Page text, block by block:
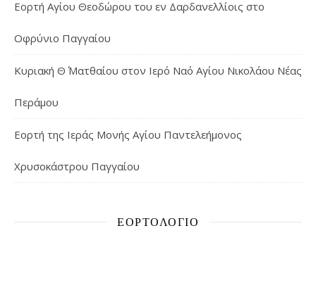
Εορτή Αγίου Θεοδώρου του εν Δαρδανελλίοις στο
Οφρύνιο Παγγαίου
Κυριακή Θ΄ Ματθαίου στον Ιερό Ναό Αγίου Νικολάου Νέας
Περάμου
Εορτή της Ιεράς Μονής Αγίου Παντελεήμονος
Χρυσοκάστρου Παγγαίου
ΕΟΡΤΟΛΌΓΙΟ